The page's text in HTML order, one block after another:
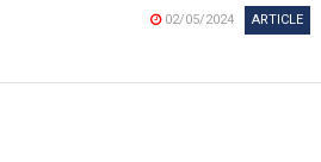
02/05/2024 ARTICLE